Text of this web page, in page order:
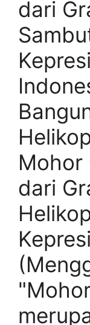
dari
Mohor
dari